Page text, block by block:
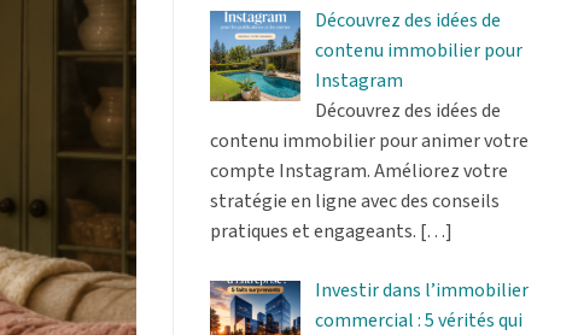
Découvrez des idées de
contenu immobilier pour
Instagram
Découvrez des idées de
contenu immobilier pour animer votre
compte Instagram. Améliorez votre
stratégie en ligne avec des conseils
pratiques et engageants. […]
Investir dans l’immobilier
commercial : 5 vérités qui